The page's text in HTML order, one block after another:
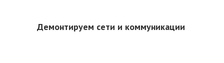
Демонтируем сети и коммуникации